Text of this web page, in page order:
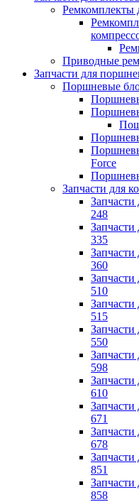
Ремкомплекты
Приводные
Запчасти для
Поршневые
Force
Запчасти для
248
335
360
510
515
550
598
610
671
678
851
858